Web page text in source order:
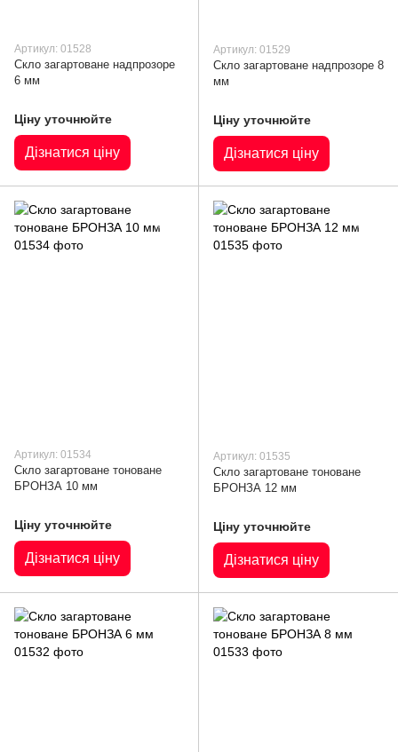
Артикул: 01528
Скло загартоване надпрозоре
6 мм
Ціну уточнюйте
Дізнатися ціну
Артикул: 01529
Скло загартоване надпрозоре 8
мм
Ціну уточнюйте
Дізнатися ціну
Артикул: 01534
Скло загартоване тоноване
БРОНЗА 10 мм
Ціну уточнюйте
Дізнатися ціну
Артикул: 01535
Скло загартоване тоноване
БРОНЗА 12 мм
Ціну уточнюйте
Дізнатися ціну